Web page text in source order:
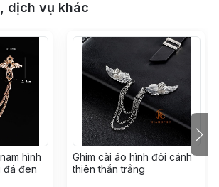
dịch vụ khác
hình
đá đen
Ghim cài áo hình đôi cánh
thiên thần trắng